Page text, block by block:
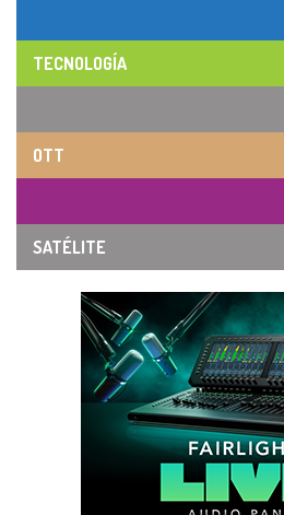
TECNOLOGÍA
OTT
SATÉLITE